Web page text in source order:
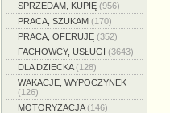
SPRZEDAM, KUPIĘ (956)
PRACA, SZUKAM (170)
PRACA, OFERUJĘ (352)
FACHOWCY, USŁUGI (3643)
DLA DZIECKA(128)
WAKACJE, WYPOCZYNEK
(126)
MOTORYZACJA(146)